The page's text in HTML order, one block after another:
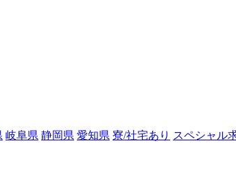
岐阜県 静岡県 愛知県 寮/社宅あり スペシャル